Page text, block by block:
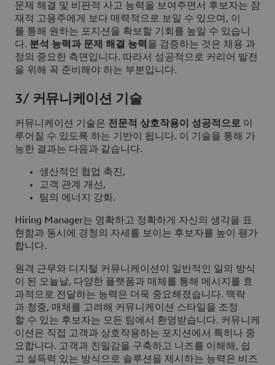
문제 해결 및 비판적 사고 능력을 보여주면서 후보자는 잠
재적 고용주에게 보다 매력적으로 보일 수 있으며, 이
를 통해 원하는 포지션을 확보할 기회를 높일 수 있습니
다. 분석 능력과 문제 해결 능력 을 검증하는 것은 채용 과
정의 중요한 측면입니다. 따라서 성공적으로 커리어 발전
을 위해 꼭 준비해야 하는 부분입니다.
3/ 커뮤니케이션 기술
커뮤니케이션 기술은 전문적 상호작용이 성공적으로 이
루어질 수 있도록 하는 기반이 됩니다. 이 기술을 통해 가
능한 결과는 다음과 같습니다.
생산적인 협업 촉진,
고객 관계 개선,
팀의 에너지 강화.
Hiring Manager는 명확하고 정확하게 자신의 생각을 표
현함과 동시에 경청의 자세를 보이는 후보자를 높이 평가
합니다.
원격 근무와 디지털 커뮤니케이션이 일반적인 일의 방식
이 된 오늘날, 다양한 플랫폼과 매체를 통해 메시지를 효
과적으로 전달하는 능력은 더욱 중요해졌습니다. 맥락
과 청중, 매체를 고려해 커뮤니케이션 스타일을 조정
할 수 있는 후보자는 모든 팀에서 환영받습니다. 커뮤니케
이션은 직접 고객과 상호작용하는 포지션에서 특히나 중
요합니다. 고객과 친밀감을 구축하고 니즈를 이해해, 쉽
고 설득력 있는 방식으로 솔루션을 제시하는 능력은 비즈